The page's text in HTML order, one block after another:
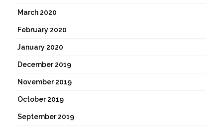
March 2020
February 2020
January 2020
December 2019
November 2019
October 2019
September 2019